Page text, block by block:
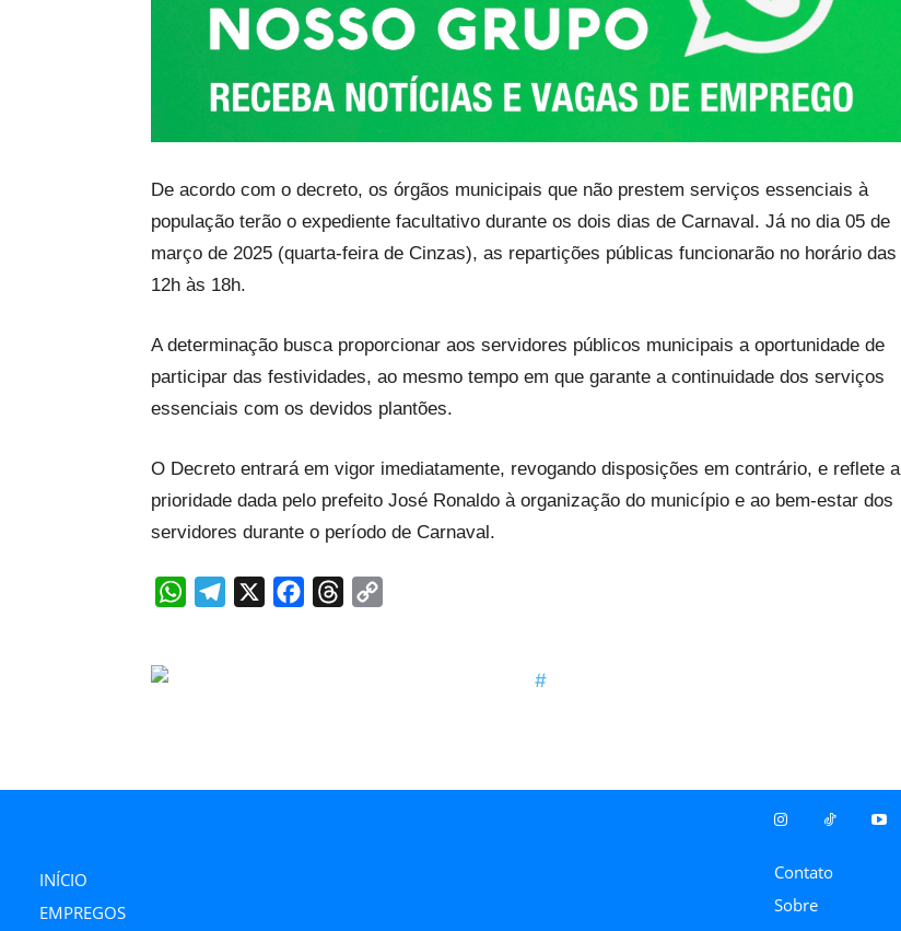
De acordo com o decreto, os órgãos municipais que não prestem serviços essenciais à
população terão o expediente facultativo durante os dois dias de Carnaval. Já no dia 05 de
março de 2025 (quarta-feira de Cinzas), as repartições públicas funcionarão no horário das
12h às 18h.
A determinação busca proporcionar aos servidores públicos municipais a oportunidade de
participar das festividades, ao mesmo tempo em que garante a continuidade dos serviços
essenciais com os devidos plantões.
O Decreto entrará em vigor imediatamente, revogando disposições em contrário, e reflete a
prioridade dada pelo prefeito José Ronaldo à organização do município e ao bem-estar dos
servidores durante o período de Carnaval.
WhatsAppTelegram FacebookThreads
INÍCIO
EMPREGOS
Contato
Sobre